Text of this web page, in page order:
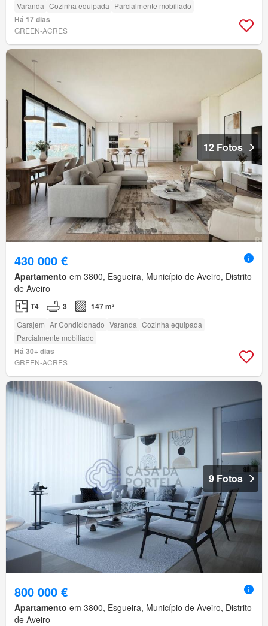
Varanda Cozinha equipada Parcialmente mobiliado
Há 17 dias
GREEN-ACRES
12 Fotos
430 000 €
Apartamento em 3800, Esgueira, Município de Aveiro, Distrito
de Aveiro
T4 3 147 m²
Garajem Ar Condicionado Varanda Cozinha equipada
Parcialmente mobiliado
Há 30+ dias
GREEN-ACRES
9 Fotos
800 000 €
Apartamento em 3800, Esgueira, Município de Aveiro, Distrito
de Aveiro